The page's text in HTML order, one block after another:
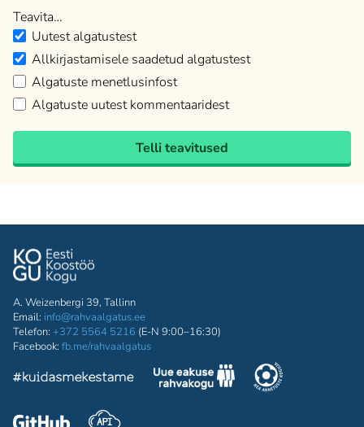
Teavita…
Uutest algatustest
Allkirjastamisele saadetud algatustest
Algatuste menetlusinfost
Algatuste uutest kommentaaridest
Telli teavitused
A. Weizenbergi 39, Tallinn
Email: info@rahvaalgatus.ee
Telefon: +372 5564 5216 (E-N 9:00–16:30)
Facebook: fb.me/rahvaalgatus